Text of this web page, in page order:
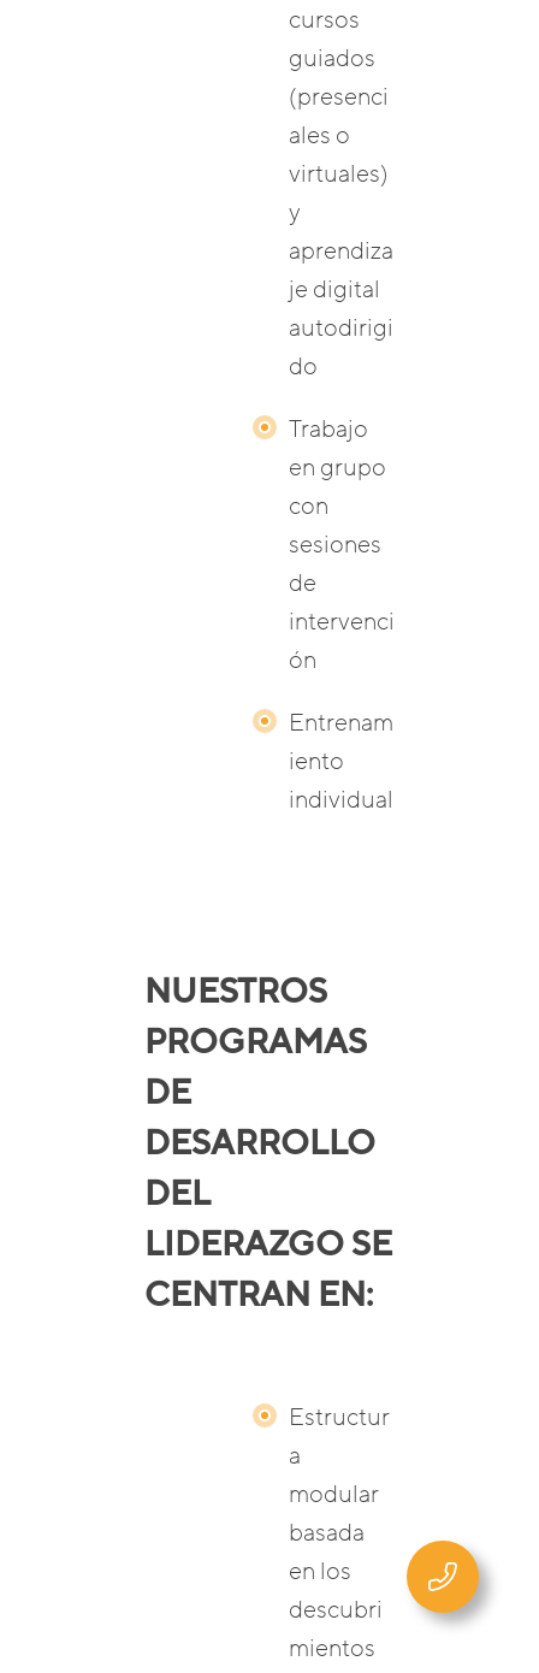
cursos
guiados
(presenci
ales o
virtuales)
y
aprendiza
je digital
autodirigi
do
Trabajo
en grupo
con
sesiones
de
intervenci
ón
Entrenam
iento
individual
NUESTROS
PROGRAMAS
DE
DESARROLLO
DEL
LIDERAZGO SE
CENTRAN EN:
Estructur
a
modular
basada
en los
descubri
mientos